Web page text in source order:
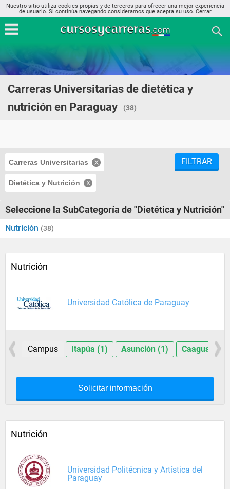
Nuestro sitio utiliza cookies propias y de terceros para ofrecer una mejor experiencia
de usuario. Si continúa navegando consideramos que acepta su uso. Cerrar
Carreras Universitarias de dietética y
nutrición en Paraguay
(38)
Carreras Universitarias
Dietética y Nutrición
FILTRAR
Seleccione la SubCategoría de "Dietética y Nutrición"
Nutrición (38)
Nutrición
Universidad Católica de Paraguay
Campus Itapúa (1) Asunción (1) Caaguazú
Solicitar información
Nutrición
Universidad Politécnica y Artística del
Paraguay